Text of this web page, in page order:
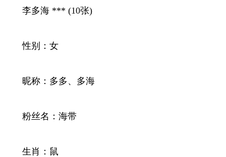
李多海 *** (10张)
性别：女
昵称：多多、多海
粉丝名：海带
生肖：鼠